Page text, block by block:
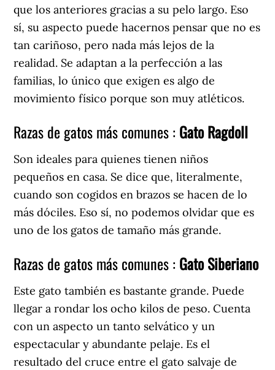
que los anteriores gracias a su pelo largo. Eso
sí, su aspecto puede hacernos pensar que no es
tan cariñoso, pero nada más lejos de la
realidad. Se adaptan a la perfección a las
familias, lo único que exigen es algo de
movimiento físico porque son muy atléticos.
Razas de gatos más comunes : Gato Ragdoll
Son ideales para quienes tienen niños
pequeños en casa. Se dice que, literalmente,
cuando son cogidos en brazos se hacen de lo
más dóciles. Eso sí, no podemos olvidar que es
uno de los gatos de tamaño más grande.
Razas de gatos más comunes : Gato Siberiano
Este gato también es bastante grande. Puede
llegar a rondar los ocho kilos de peso. Cuenta
con un aspecto un tanto selvático y un
espectacular y abundante pelaje. Es el
resultado del cruce entre el gato salvaje de